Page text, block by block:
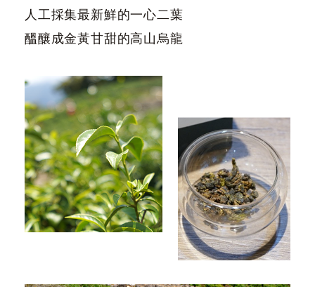
人工採集最新鮮的一心二葉
醞釀成金黃甘甜的高山烏龍